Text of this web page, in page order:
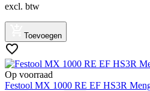
excl. btw
Toevoegen
Op voorraad
Festool MX 1000 RE EF HS3R